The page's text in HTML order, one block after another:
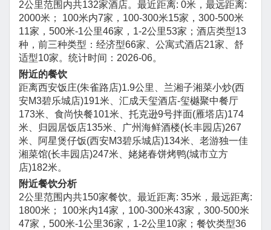
2公里范围内共132家酒店。最近距离: 0米，最远距离:
2000米； 100米内7家，100-300米15家，300-500米
11家，500米-1公里46家，1-2公里53家；酒店类型13
种，前三种类型：经济型66家、公寓式酒店21家、舒
适型10家。统计时间：2026-06。
附近的餐饮
距离西安饭庄(朱雀路店)1.9公里、兰湘子湘菜小炒(西
安M3碧乐城店)191米、汇成天玺酒店-玺樾聚中餐厅
173米、食尚快餐101米、托克逊9号拌面(雁塔店)174
米、归园居饭店135米、广州海鲜酒楼(长丰园店)267
米、阿星煲仔饭(西安M3碧乐城店)134米、老游独一佳
湘菜馆(长丰园店)247米、姥姥春饼烤鸭(城市立方
店)182米。
附近餐饮分析
2公里范围内共150家餐饮。最近距离: 35米，最远距离:
1800米； 100米内14家，100-300米43家，300-500米
47家，500米-1公里36家，1-2公里10家；餐饮类型36